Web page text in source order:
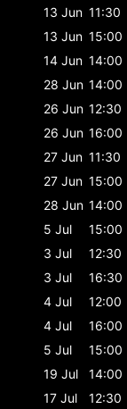
13 Jun 11:30
13 Jun 15:00
14 Jun 14:00
28 Jun 14:00
26 Jun 12:30
26 Jun 16:00
27 Jun 11:30
27 Jun 15:00
28 Jun 14:00
5 Jul
15:00
3 Jul
12:30
3 Jul
16:30
4 Jul
12:00
4 Jul
16:00
5 Jul
15:00
19 Jul
14:00
17 Jul 12:30